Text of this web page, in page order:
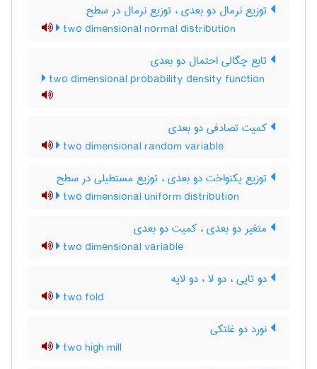
توزیع نرمال دو بعدی ، توزیع نرمال در سطح
two dimensional normal distribution
تابع چگالی احتمال دو بعدی
two dimensional probability density function
کمیت تصادفی دو بعدی
two dimensional random variable
توزیع یکنواخت دو بعدی ، توزیع مستطیلی در سطح
two dimensional uniform distribution
متغیر دو بعدی ، کمیت دو بعدی
two dimensional variable
دو تایی ، دو لا ، دو لایه
two fold
نورد دو غلتکی
two high mill